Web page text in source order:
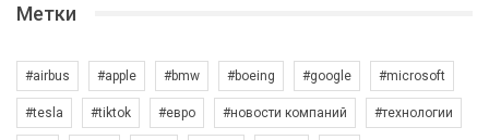
Метки
#airbus #apple #bmw #boeing #google #microsoft
#tesla #tiktok #евро #новости компаний #технологии